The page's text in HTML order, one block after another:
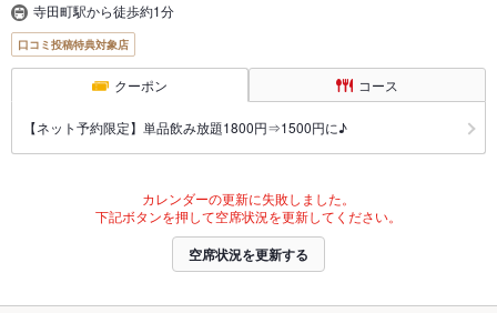
寺田町駅から徒歩約1分
口コミ投稿特典対象店
クーポン コース
【ネット予約限定】単品飲み放題1800円⇒1500円に♪
カレンダーの更新に失敗しました。
下記ボタンを押して空席状況を更新してください。
空席状況を更新する